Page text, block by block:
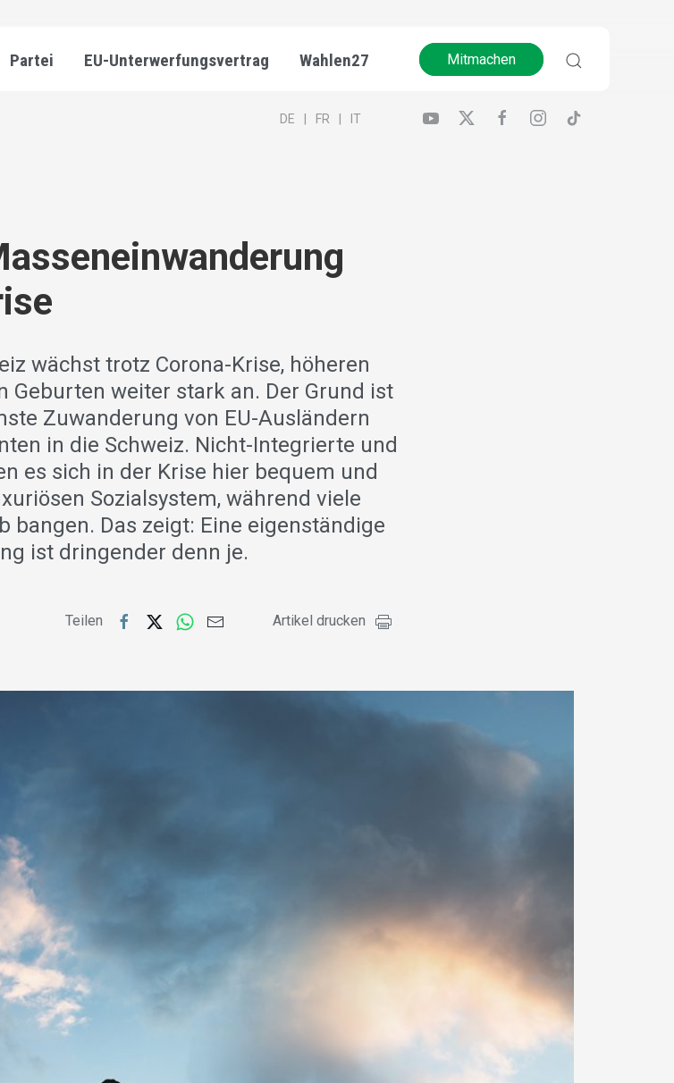
Partei EU-Unterwerfungsvertrag Wahlen27 Mitmachen
DE FR IT
wächst trotz Corona-Krise, höheren
Geburten weiter stark an. Der Grund ist
Zuwanderung von EU-Ausländern
in die Schweiz. Nicht-Integrierte und
es sich in der Krise hier bequem und
Sozialsystem, während viele
bangen. Das zeigt: Eine eigenständige
ist dringender denn je.
Teilen Artikel drucken